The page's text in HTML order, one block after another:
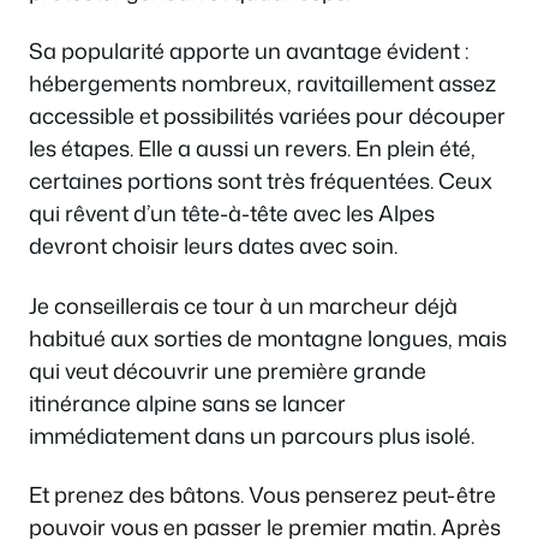
Sa popularité apporte un avantage évident :
hébergements nombreux, ravitaillement assez
accessible et possibilités variées pour découper
les étapes. Elle a aussi un revers. En plein été,
certaines portions sont très fréquentées. Ceux
qui rêvent d’un tête-à-tête avec les Alpes
devront choisir leurs dates avec soin.
Je conseillerais ce tour à un marcheur déjà
habitué aux sorties de montagne longues, mais
qui veut découvrir une première grande
itinérance alpine sans se lancer
immédiatement dans un parcours plus isolé.
Et prenez des bâtons. Vous penserez peut-être
pouvoir vous en passer le premier matin. Après